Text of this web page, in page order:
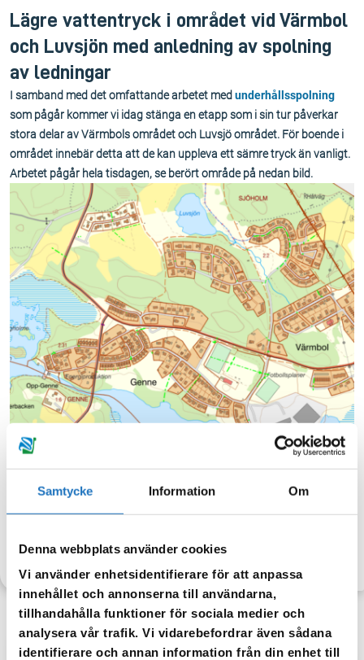
Samtycke Information Om
Denna webbplats använder cookies
Vi använder enhetsidentifierare för att anpassa
innehållet och annonserna till användarna,
tillhandahålla funktioner för sociala medier och
analysera vår trafik. Vi vidarebefordrar även sådana
identifierare och annan information från din enhet till
Lägre vattentryck i området vid Värmbol
och Luvsjön med anledning av spolning
av ledningar
I samband med det omfattande arbetet med underhållsspolning
som pågår kommer vi idag stänga en etapp som i sin tur påverkar
stora delar av Värmbols området och Luvsjö området. För boende i
området innebär detta att de kan uppleva ett sämre tryck än vanligt.
Arbetet pågår hela tisdagen, se berört område på nedan bild.
Berörda fastigheter av arbete med spolning av vattenledningar.
TILLBAKA